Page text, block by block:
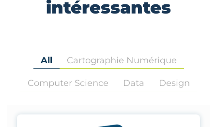
intéressantes
All Cartographie Numérique
Computer Science Data Design